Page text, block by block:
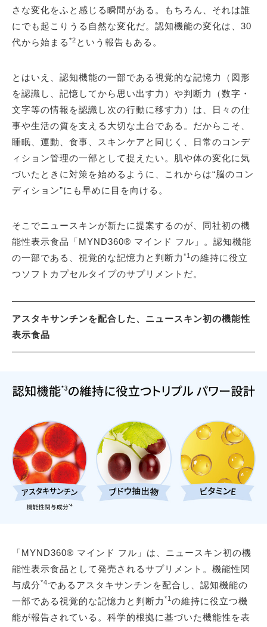
さな変化をふと感じる瞬間がある。もちろん、それは誰
にでも起こりうる自然な変化だ。認知機能の変化は、30
代から始まる *2 という報告もある。
とはいえ、認知機能の一部である視覚的な記憶力（図形
を認識し、記憶してから思い出す力）や判断力（数字・
文字等の情報を認識し次の行動に移す力）は、日々の仕
事や生活の質を支える大切な土台である。だからこそ、
睡眠、運動、食事、スキンケアと同じく、日常のコンデ
ィション管理の一部として捉えたい。肌や体の変化に気
づいたときに対策を始めるように、これからは“脳のコン
ディション”にも早めに目を向ける。
そこでニュースキンが新たに提案するのが、同社初の機
能性表示食品「MYND360® マインド フル」。認知機能
の一部である、視覚的な記憶力と判断力 *1 の維持に役立
つソフトカプセルタイプのサプリメントだ。
アスタキサンチンを配合した、ニュースキン初の機能性
表示食品
「MYND360® マインド フル」は、ニュースキン初の機
能性表示食品として発売されるサプリメント。機能性関
与成分*4であるアスタキサンチンを配合し、認知機能の
一部である視覚的な記憶力と判断力 *1 の維持に役立つ機
能が報告されている。科学的根拠に基づいた機能性を表